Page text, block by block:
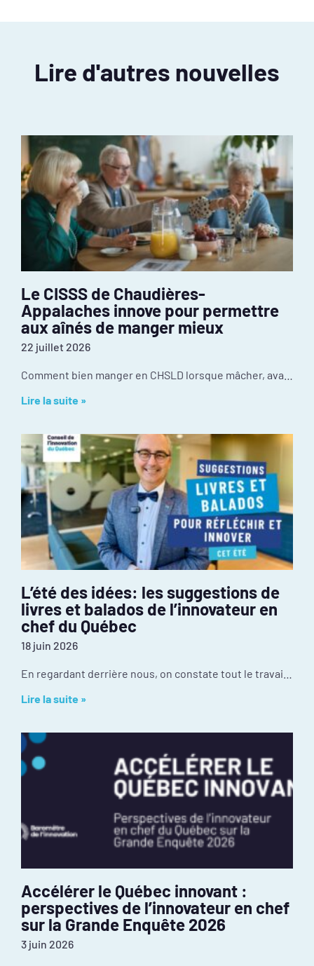
Lire d'autres nouvelles
Le CISSS de Chaudières-
Appalaches innove pour permettre
aux aînés de manger mieux
22 juillet 2026
Lire la suite »
L’été des idées: les suggestions de
livres et balados de l’innovateur en
chef du Québec
18 juin 2026
Lire la suite »
Accélérer le Québec innovant :
perspectives de l’innovateur en chef
sur la Grande Enquête 2026
3 juin 2026